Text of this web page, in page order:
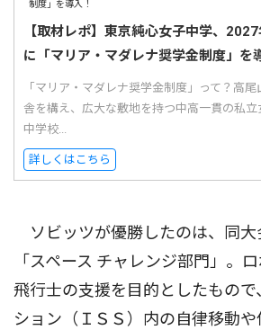
【取材レポ】東京純心女子中学、
に「マリア・マダレナ奨学金制度」を
「マリア・マダレナ奨学金制度」って？高
舎を構え、広大な敷地を持つ中高一貫の私
中学校...
詳しくはこちら
ソビッツが優勝したのは、同大
「スペース チャレンジ部門」。
飛行士の支援を目的としたもの
ション（ＩＳＳ）内の自律移動